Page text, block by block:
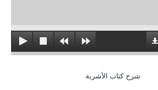
شرح كتاب الأشربة